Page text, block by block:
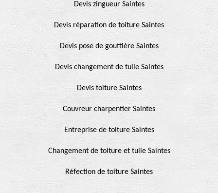
Devis zingueur Saintes
Devis réparation de toiture Saintes
Devis pose de gouttière Saintes
Devis changement de tuile Saintes
Devis toiture Saintes
Couvreur charpentier Saintes
Entreprise de toiture Saintes
Changement de toiture et tuile Saintes
Réfection de toiture Saintes